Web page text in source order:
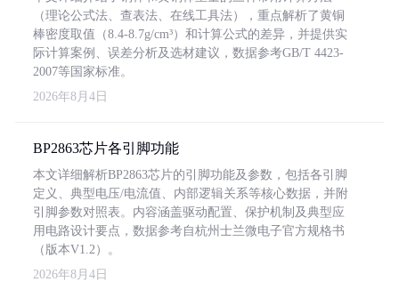
（理论公式法、查表法、在线工具法），重点解析了黄铜
棒密度取值（8.4-8.7g/cm³）和计算公式的差异，并提供实
际计算案例、误差分析及选材建议，数据参考GB/T 4423-
2007等国家标准。
2026年8月4日
BP2863芯片各引脚功能
本文详细解析BP2863芯片的引脚功能及参数，包括各引脚
定义、典型电压/电流值、内部逻辑关系等核心数据，并附
引脚参数对照表。内容涵盖驱动配置、保护机制及典型应
用电路设计要点，数据参考自杭州士兰微电子官方规格书
（版本V1.2）。
2026年8月4日